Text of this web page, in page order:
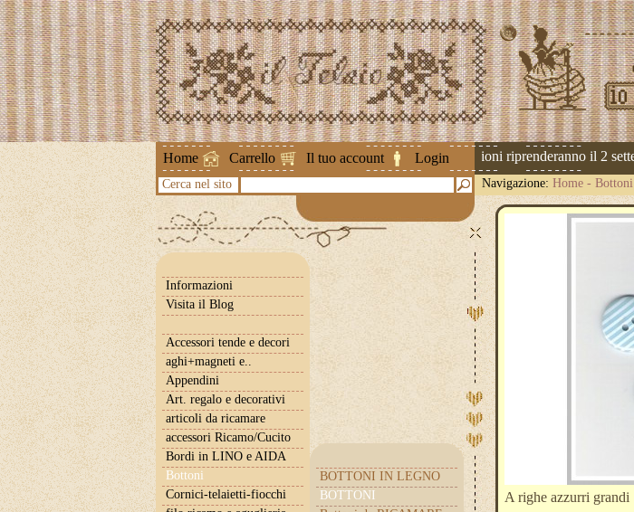
Home Carrello Il tuo account Login
Attenzione ! Le spedizioni riprenderanno il 2
Cerca nel sito Navigazione: Home - Bottoni
Informazioni
Visita il Blog
Accessori tende e decori
aghi+magneti e..
Appendini
Art. regalo e decorativi
articoli da ricamare
accessori Ricamo/Cucito
Bordi in LINO e AIDA
Bottoni
BOTTONI IN LEGNO
BOTTONI
Cornici-telaietti-fiocchi
A righe azzurri grandi